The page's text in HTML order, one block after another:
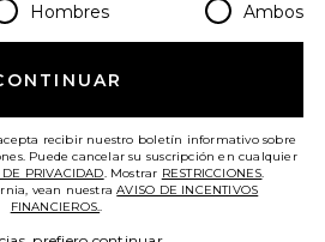
Change Country Regions
es USD
la visita de hoy.¡Vamos!
Hombres Ambos
recibir nuestro boletín informativo sobre
Puede cancelar su suscripción en cualquier
DE PRIVACIDAD. Mostrar RESTRICCIONES.
vean nuestraAVISO DE INCENTIVOS
FINANCIEROS..